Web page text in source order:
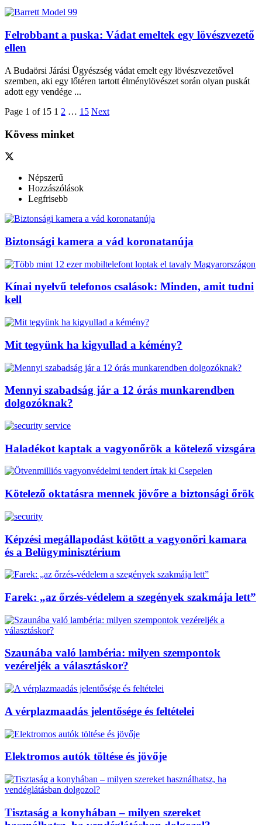
Felrobbant a puska: Vádat emeltek egy lövészvezető
ellen
A Budaörsi Járási Ügyészség vádat emelt egy lövészvezetővel
szemben, aki egy lőtéren tartott élménylövészet során olyan puskát
adott egy vendége ...
Page 1 of 15 1 2 … 15 Next
Kövess minket
Népszerű
Hozzászólások
Legfrisebb
Biztonsági kamera a vád koronatanúja
Kínai nyelvű telefonos csalások: Minden, amit tudni
kell
Mit tegyünk ha kigyullad a kémény?
Mennyi szabadság jár a 12 órás munkarendben
dolgozóknak?
Haladékot kaptak a vagyonőrök a kötelező vizsgára
Kötelező oktatásra mennek jövőre a biztonsági őrök
Képzési megállapodást kötött a vagyonőri kamara
és a Belügyminisztérium
Farek: „az őrzés-védelem a szegények szakmája lett”
Szaunába való lambéria: milyen szempontok
vezéreljék a választáskor?
A vérplazmaadás jelentősége és feltételei
Elektromos autók töltése és jövője
Tisztaság a konyhában – milyen szereket